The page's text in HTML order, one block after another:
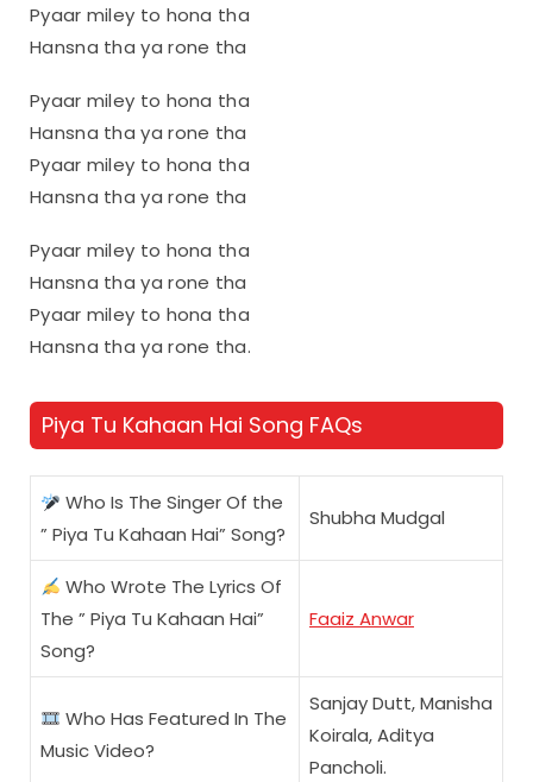
Pyaar miley to hona tha
Hansna tha ya rone tha
Pyaar miley to hona tha
Hansna tha ya rone tha
Pyaar miley to hona tha
Hansna tha ya rone tha
Pyaar miley to hona tha
Hansna tha ya rone tha
Pyaar miley to hona tha
Hansna tha ya rone tha.
Piya Tu Kahaan Hai Song FAQs
Who Is The Singer Of the
” Piya Tu Kahaan Hai” Song?
Shubha Mudgal
Who Wrote The Lyrics Of
The ” Piya Tu Kahaan Hai”
Song?
Faaiz Anwar
Who Has Featured In The
Music Video?
Sanjay Dutt, Manisha
Koirala, Aditya
Pancholi.